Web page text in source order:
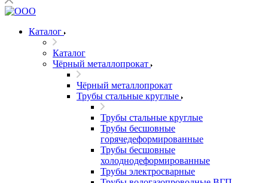
Каталог
Каталог
Чёрный металлопрокат
Чёрный металлопрокат
Трубы стальные круглые
Трубы стальные круглые
Трубы бесшовные
горячедеформированные
Трубы бесшовные
холоднодеформированные
Трубы электросварные